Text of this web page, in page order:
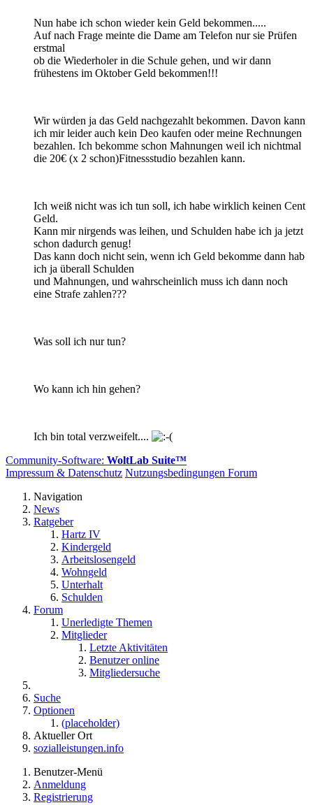
Nun habe ich schon wieder kein Geld bekommen.....
Auf nach Frage meinte die Dame am Telefon nur sie Prüfen
erstmal
ob die Wiederholer in die Schule gehen, und wir dann
frühestens im Oktober Geld bekommen!!!
Wir würden ja das Geld nachgezahlt bekommen. Davon kann
ich mir leider auch kein Deo kaufen oder meine Rechnungen
bezahlen. Ich bekomme schon Mahnungen weil ich nichtmal
die 20€ (x 2 schon)Fitnessstudio bezahlen kann.
Ich weiß nicht was ich tun soll, ich habe wirklich keinen Cent
Geld.
Kann mir nirgends was leihen, und Schulden habe ich ja jetzt
schon dadurch genug!
Das kann doch nicht sein, wenn ich Geld bekomme dann hab
ich ja überall Schulden
und Mahnungen, und wahrscheinlich muss ich dann noch
eine Strafe zahlen???
Was soll ich nur tun?
Wo kann ich hin gehen?
Ich bin total verzweifelt....
Community-Software: WoltLab Suite™
Impressum & Datenschutz Nutzungsbedingungen Forum
Navigation
News
Ratgeber
Hartz IV
Kindergeld
Arbeitslosengeld
Wohngeld
Unterhalt
Schulden
Forum
Unerledigte Themen
Mitglieder
Letzte Aktivitäten
Benutzer online
Mitgliedersuche
Suche
Optionen
(placeholder)
Aktueller Ort
sozialleistungen.info
Benutzer-Menü
Anmeldung
Registrierung